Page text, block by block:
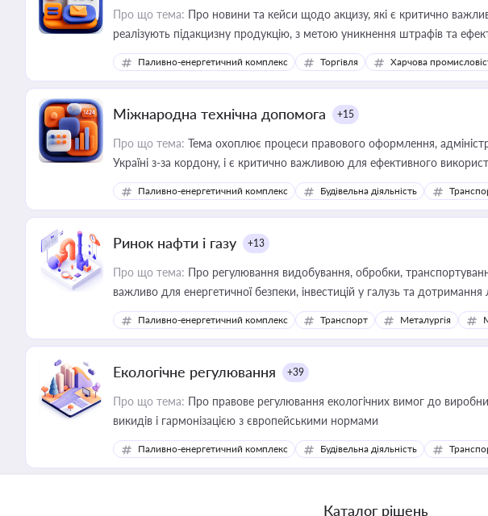
Про що тема: Про новини та кейси щодо акцизу, які є критично
реалізують підакцизну продукцію, з метою уникнення штрафів та
Паливно-енергетичний комплекс Торгівля Харчова
Міжнародна технічна допомога +15
Про що тема: Тема охоплює процеси правового оформлення,
Україні з-за кордону, і є критично важливою для ефективного
інфраструктурних проєктів
Паливно-енергетичний комплекс Будівельна діяльність
Ринок нафти і газу +13
Про що тема: Про регулювання видобування, обробки,
важливо для енергетичної безпеки, інвестицій у галузь та дотримання
Паливно-енергетичний комплекс Транспорт Металургія
Екологічне регулювання +39
Про що тема: Про правове регулювання екологічних вимог до
викидів і гармонізацією з європейськими нормами
Паливно-енергетичний комплекс Будівельна діяльність
Каталог рішень